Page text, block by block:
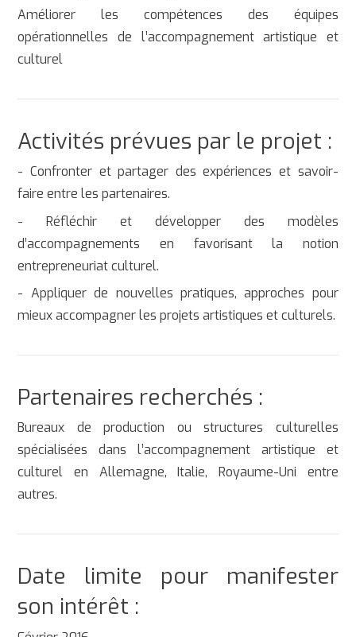
Améliorer les compétences des équipes
opérationnelles de l’accompagnement artistique et
culturel
Activités prévues par le projet :
- Confronter et partager des expériences et savoir-
faire entre les partenaires.
- Réfléchir et développer des modèles
d’accompagnements en favorisant la notion
entrepreneuriat culturel.
- Appliquer de nouvelles pratiques, approches pour
mieux accompagner les projets artistiques et culturels.
Partenaires recherchés :
Bureaux de production ou structures culturelles
spécialisées dans l’accompagnement artistique et
culturel en Allemagne, Italie, Royaume-Uni entre
autres.
Date limite pour manifester
son intérêt :